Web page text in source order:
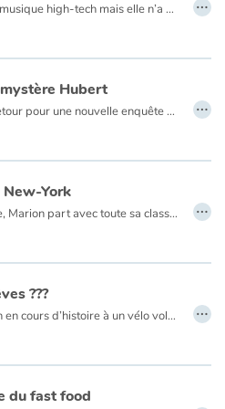
Marion rêve de musique high-tech mais elle n’a pas un sou en poche.
Hubert
Marion est de retour pour une nouvelle enquête autour du mystérieux Hubert... …
New-York
Grande nouvelle, Marion part avec toute sa classe pour un voyage à New-York. Mais quand on s'appelle Marion Girardon, voyager n'est pas de tout repos ! Que ce soit à New York, Paris, au ski ou au vide grenier du coin, Marion ne rate jamais une occasion de nous faire rire ! …
???
D’une révolution en cours d’histoire à un vélo volé en passant par la découverte d’un trésor, un concours de lasagnes, un impitoyable prof-de-maths, un réveillon à surprises ou la crise de Charles largué par sa petite amie : la vie de Marion ressemble à un feuilleton… …
du fast food